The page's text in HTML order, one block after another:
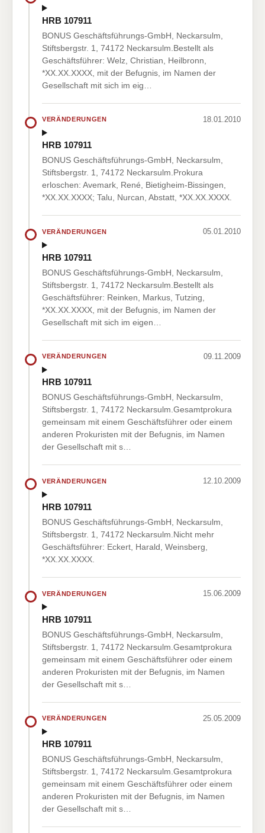
HRB 107911
BONUS Geschäftsführungs-GmbH, Neckarsulm,
Stiftsbergstr. 1, 74172 Neckarsulm.Bestellt als
Geschäftsführer: Welz, Christian, Heilbronn,
*XX.XX.XXXX, mit der Befugnis, im Namen der
Gesellschaft mit sich im eig…
VERÄNDERUNGEN 18.01.2010
HRB 107911
BONUS Geschäftsführungs-GmbH, Neckarsulm,
Stiftsbergstr. 1, 74172 Neckarsulm.Prokura
erloschen: Avemark, René, Bietigheim-Bissingen,
*XX.XX.XXXX; Talu, Nurcan, Abstatt, *XX.XX.XXXX.
VERÄNDERUNGEN 05.01.2010
HRB 107911
BONUS Geschäftsführungs-GmbH, Neckarsulm,
Stiftsbergstr. 1, 74172 Neckarsulm.Bestellt als
Geschäftsführer: Reinken, Markus, Tutzing,
*XX.XX.XXXX, mit der Befugnis, im Namen der
Gesellschaft mit sich im eigen…
VERÄNDERUNGEN 09.11.2009
HRB 107911
BONUS Geschäftsführungs-GmbH, Neckarsulm,
Stiftsbergstr. 1, 74172 Neckarsulm.Gesamtprokura
gemeinsam mit einem Geschäftsführer oder einem
anderen Prokuristen mit der Befugnis, im Namen
der Gesellschaft mit s…
VERÄNDERUNGEN 12.10.2009
HRB 107911
BONUS Geschäftsführungs-GmbH, Neckarsulm,
Stiftsbergstr. 1, 74172 Neckarsulm.Nicht mehr
Geschäftsführer: Eckert, Harald, Weinsberg,
*XX.XX.XXXX.
VERÄNDERUNGEN 15.06.2009
HRB 107911
BONUS Geschäftsführungs-GmbH, Neckarsulm,
Stiftsbergstr. 1, 74172 Neckarsulm.Gesamtprokura
gemeinsam mit einem Geschäftsführer oder einem
anderen Prokuristen mit der Befugnis, im Namen
der Gesellschaft mit s…
VERÄNDERUNGEN 25.05.2009
HRB 107911
BONUS Geschäftsführungs-GmbH, Neckarsulm,
Stiftsbergstr. 1, 74172 Neckarsulm.Gesamtprokura
gemeinsam mit einem Geschäftsführer oder einem
anderen Prokuristen mit der Befugnis, im Namen
der Gesellschaft mit s…